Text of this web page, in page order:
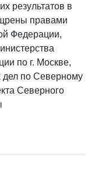
результатов в
правами
Федерации,
по г. Москве,
дел по Северному
Северного